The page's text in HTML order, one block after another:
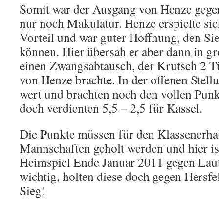
Somit war der Ausgang von Henze
nur noch Makulatur. Henze erspielte
Vorteil und war guter Hoffnung, den
können. Hier übersah er aber dann in
einen Zwangsabtausch, der Krutsch 2
von Henze brachte. In der offenen
wert und brachten noch den vollen
doch verdienten 5,5 – 2,5 für Kassel.
Die Punkte müssen für den
Mannschaften geholt werden und hier
Heimspiel Ende Januar 2011 gegen
wichtig, holten diese doch gegen
Sieg!